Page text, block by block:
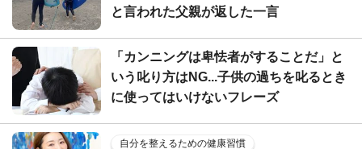
と言われた父親が返した一言
「カンニングは卑怯者がすることだ」と
いう叱り方はNG...子供の過ちを叱るとき
に使ってはいけないフレーズ
自分を整えるための健康習慣